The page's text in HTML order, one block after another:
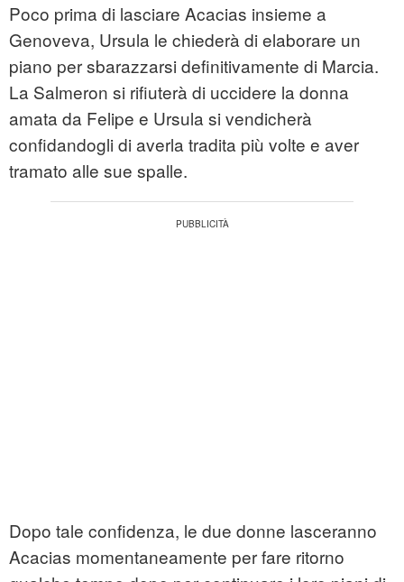
Poco prima di lasciare Acacias insieme a
Genoveva, Ursula le chiederà di elaborare un
piano per sbarazzarsi definitivamente di Marcia.
La Salmeron si rifiuterà di uccidere la donna
amata da Felipe e Ursula si vendicherà
confidandogli di averla tradita più volte e aver
tramato alle sue spalle.
Dopo tale confidenza, le due donne lasceranno
Acacias momentaneamente per fare ritorno